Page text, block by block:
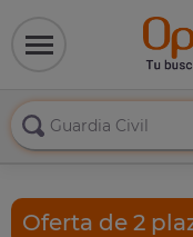
Oferta de 2